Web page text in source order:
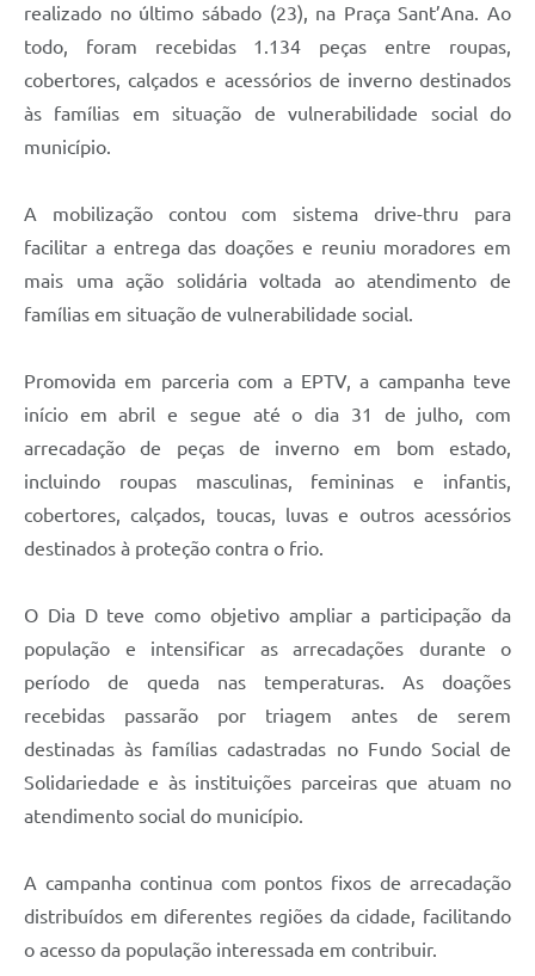
realizado no último sábado (23), na Praça Sant’Ana. Ao
todo, foram recebidas 1.134 peças entre roupas,
cobertores, calçados e acessórios de inverno destinados
às famílias em situação de vulnerabilidade social do
município.
A mobilização contou com sistema drive-thru para
facilitar a entrega das doações e reuniu moradores em
mais uma ação solidária voltada ao atendimento de
famílias em situação de vulnerabilidade social.
Promovida em parceria com a EPTV, a campanha teve
início em abril e segue até o dia 31 de julho, com
arrecadação de peças de inverno em bom estado,
incluindo roupas masculinas, femininas e infantis,
cobertores, calçados, toucas, luvas e outros acessórios
destinados à proteção contra o frio.
O Dia D teve como objetivo ampliar a participação da
população e intensificar as arrecadações durante o
período de queda nas temperaturas. As doações
recebidas passarão por triagem antes de serem
destinadas às famílias cadastradas no Fundo Social de
Solidariedade e às instituições parceiras que atuam no
atendimento social do município.
A campanha continua com pontos fixos de arrecadação
distribuídos em diferentes regiões da cidade, facilitando
o acesso da população interessada em contribuir.